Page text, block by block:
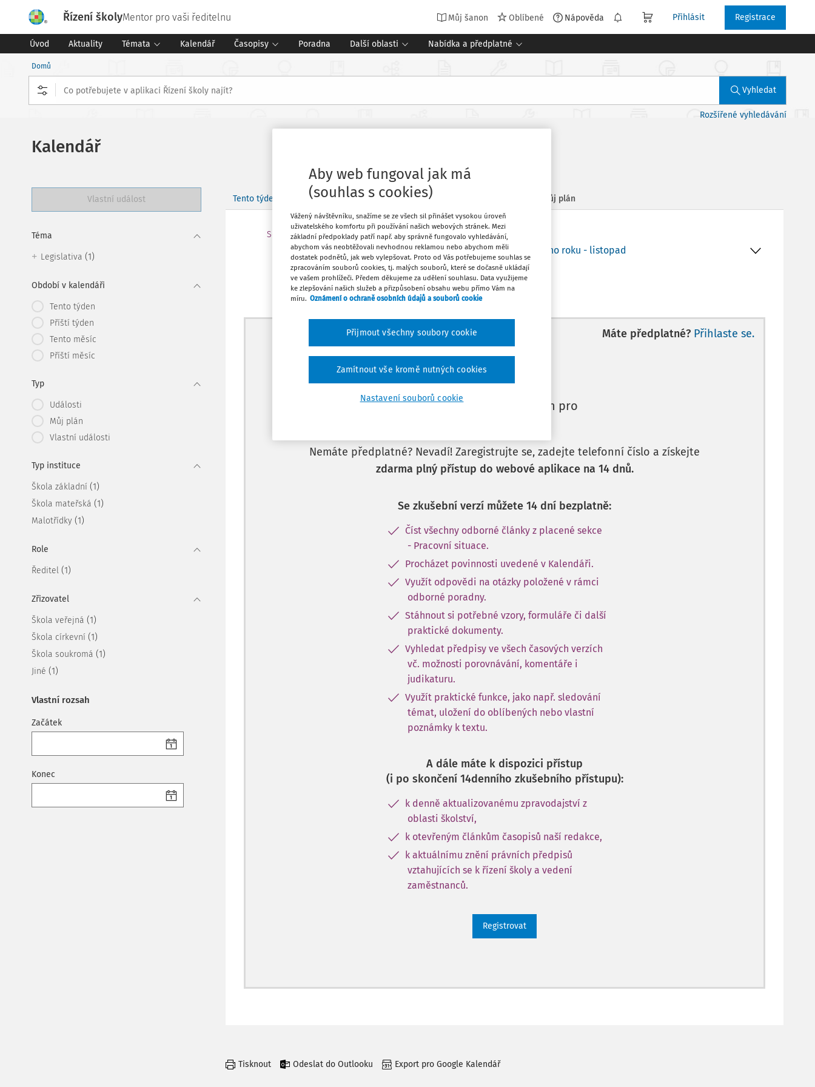
Řízení školyMentor pro vaši ředitelnu Můj šanon Oblíbené Nápověda Přihlásit Registrace
Úvod Aktuality Témata Kalendář Časopisy Poradna Další oblasti Nabídka a předplatné
Domů
Vyhledat
Rozšířené vyhledávání
Kalendář
Vlastní událost
Téma
Legislativa (1)
Období v kalendáři
Tento týden
Příští týden
Tento měsíc
Příští měsíc
Typ
Události
Můj plán
Vlastní události
Typ instituce
Škola základní (1)
Škola mateřská (1)
Malotřídky (1)
Role
Ředitel (1)
Zřizovatel
Škola veřejná (1)
Škola církevní (1)
Škola soukromá (1)
Jiné (1)
Vlastní rozsah
Začátek
Konec
Tento týden Příští týden Tento měsíc Příští měsíc Můj plán
So SPRÁVNÍ ŘÍZENÍ V MŠ
Přijímání k předškolnímu vzdělávání v průběhu školního roku - listopad
Můj plán 1. 11. - 30. 11.
Máte předplatné? Přihlaste se.
Tento dokument je jen pro
Nemáte předplatné? Nevadí! Zaregistrujte se, zadejte telefonní číslo a získejte
zdarma plný přístup do webové aplikace na 14 dnů.
Se zkušební verzí můžete 14 dní bezplatně:
Číst všechny odborné články z placené sekce
- Pracovní situace.
Procházet povinnosti uvedené v Kalendáři.
Využít odpovědi na otázky položené v rámci
odborné poradny.
Stáhnout si potřebné vzory, formuláře či další
praktické dokumenty.
Vyhledat předpisy ve všech časových verzích
vč. možnosti porovnávání, komentáře i
judikaturu.
Využít praktické funkce, jako např. sledování
témat, uložení do oblíbených nebo vlastní
poznámky k textu.
A dále máte k dispozici přístup
(i po skončení 14denního zkušebního přístupu):
k denně aktualizovanému zpravodajství z
oblasti školství,
k otevřeným článkům časopisů naší redakce,
k aktuálnímu znění právních předpisů
vztahujících se k řízení školy a vedení
zaměstnanců.
Registrovat
Tisknout Odeslat do Outlooku Export pro Google Kalendář
Aby web fungoval jak má
(souhlas s cookies)
Vážený návštěvníku, snažíme se ze všech sil přinášet vysokou úroveň
uživatelského komfortu při používání našich webových stránek. Mezi
základní předpoklady patří např. aby správně fungovalo vyhledávání,
abychom vás neobtěžovali nevhodnou reklamou nebo abychom měli
dostatek podnětů, jak web vylepšovat. Proto od Vás potřebujeme souhlas se
zpracováním souborů cookies, tj. malých souborů, které se dočasně ukládají
ve vašem prohlížeči. Předem děkujeme za udělení souhlasu. Data využijeme
ke zlepšování našich služeb a přizpůsobení obsahu webu přímo Vám na
míru. Oznámení o ochraně osobních údajů a souborů cookie
Nastavení souborů cookie
Zamítnout vše kromě nutných cookies
Přijmout všechny soubory cookie